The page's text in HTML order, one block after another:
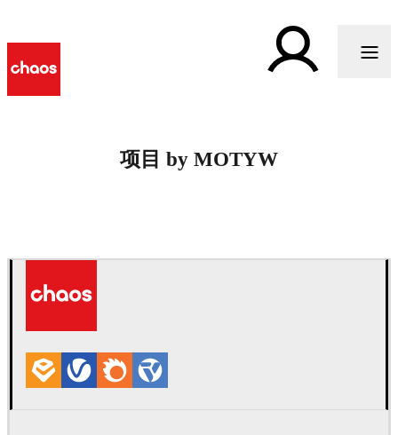
项目 by MOTYW